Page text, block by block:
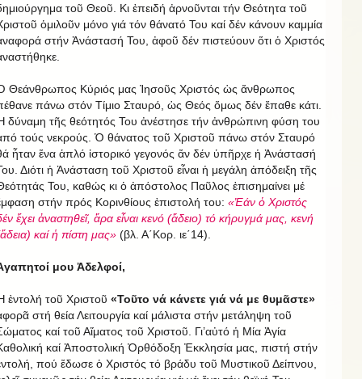
τοῦ Θεοῦ. Κι ἐπειδή ἀρνοῦνται τήν Θεότητα τοῦ
ὁμιλοῦν μόνο γιά τόν θάνατό Του καί δέν κάνουν καμμία
στήν Ἀνάστασή Του, ἀφοῦ δέν πιστεύουν ὅτι ὁ Χριστός
Θεάνθρωπος Κύριός μας Ἰησοῦς Χριστός ὡς ἄνθρωπος
πάνω στόν Τίμιο Σταυρό, ὡς Θεός ὅμως δέν ἔπαθε κάτι.
δύναμη τῆς θεότητός Του ἀνέστησε τήν ἀνθρώπινη φύση του
τούς νεκρούς. Ὁ θάνατος τοῦ Χριστοῦ πάνω στόν Σταυρό
ἦταν ἕνα ἁπλό ἱστορικό γεγονός ἄν δέν ὑπῆρχε ἡ Ἀνάστασή
Διότι ἡ Ἀνάσταση τοῦ Χριστοῦ εἶναι ἡ μεγάλη ἀπόδειξη τῆς
Του, καθώς κι ὁ ἀπόστολος Παῦλος ἐπισημαίνει μέ
στήν πρός Κορινθίους ἐπιστολή του: «Ἐάν ὁ Χριστός
ἔχει ἀναστηθεῖ, ἄρα εἶναι κενό (ἄδειο) τό κήρυγμά μας, κενή
καί ἡ πίστη μας» (βλ. Α΄Κορ. ιε΄14).
μου Ἀδελφοί,
ἐντολή τοῦ Χριστοῦ «Τοῦτο νά κάνετε γιά νά με θυμᾶστε»
στή θεία Λειτουργία καί μάλιστα στήν μετάληψη τοῦ
καί τοῦ Αἵματος τοῦ Χριστοῦ. Γι’αὐτό ἡ Μία Ἁγία
καί Ἀποστολική Ὀρθόδοξη Ἐκκλησία μας, πιστή στήν
πού ἔδωσε ὁ Χριστός τό βράδυ τοῦ Μυστικοῦ Δείπνου,